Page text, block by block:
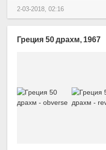
2-03-2018, 02:16
Греция 50 драхм, 1967